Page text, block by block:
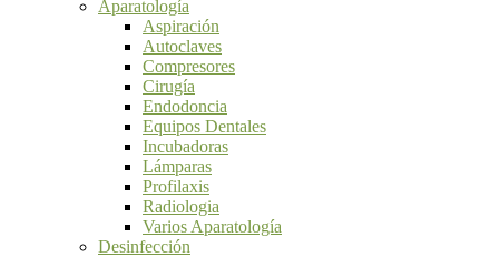
Aparatología
Aspiración
Autoclaves
Compresores
Cirugía
Endodoncia
Equipos Dentales
Incubadoras
Lámparas
Profilaxis
Radiologia
Varios Aparatología
Desinfección